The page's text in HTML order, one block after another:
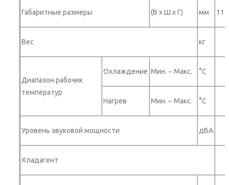
Габаритные размеры (В x Ш x Г) мм
Вес кг
Диапазон рабочик
температур
Охлаждение Мин. ~ Макс. °C
Нагрев Мин. ~ Макс. °C
Уровень звуковой мощности дБА
Хладагент